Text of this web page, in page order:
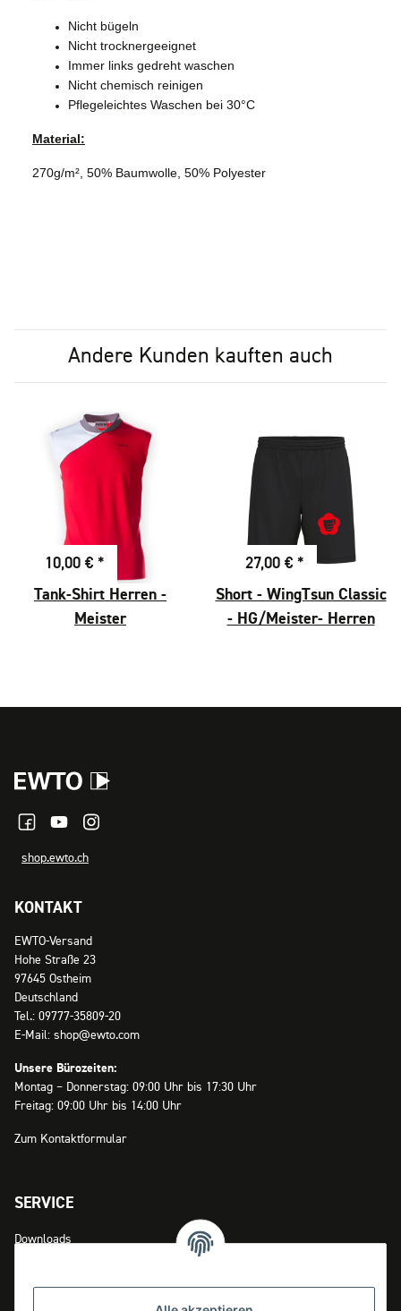
Nicht bügeln
Nicht trocknergeeignet
Immer links gedreht waschen
Nicht chemisch reinigen
Pflegeleichtes Waschen bei 30°C
Material:
270g/m², 50% Baumwolle, 50% Polyester
Andere Kunden kauften auch
10,00 € *
Tank-Shirt Herren -
Meister
27,00 € *
Short - WingTsun Classic
- HG/Meister- Herren
shop.ewto.ch
KONTAKT
EWTO-Versand
Hohe Straße 23
97645 Ostheim
Deutschland
Tel.: 09777-35809-20
E-Mail: shop@ewto.com
Unsere Bürozeiten:
Montag – Donnerstag: 09:00 Uhr bis 17:30 Uhr
Freitag: 09:00 Uhr bis 14:00 Uhr
Zum Kontaktformular
SERVICE
Downloads